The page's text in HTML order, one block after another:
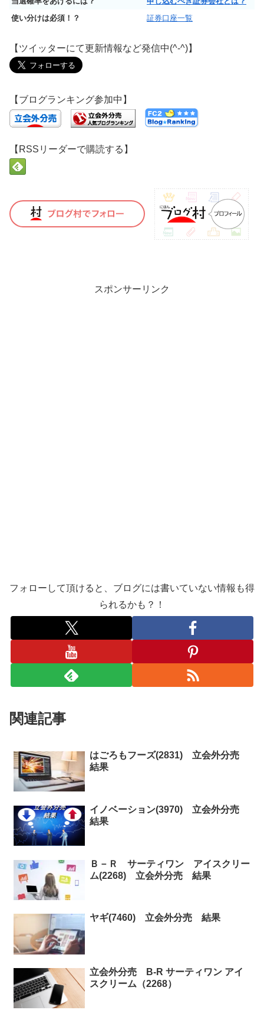
使い分けは必須！？
証券口座一覧
【ツイッターにて更新情報など発信中(^-^)】
【ブログランキング参加中】
【RSSリーダーで購読する】
スポンサーリンク
フォローして頂けると、ブログには書いていない情報も得
られるかも？！
関連記事
はごろもフーズ(2831) 立会外分売
結果
イノベーション(3970) 立会外分売
結果
Ｂ－Ｒ サーティワン アイスクリー
ム(2268) 立会外分売 結果
ヤギ(7460) 立会外分売 結果
立会外分売 B-R サーティワン アイ
スクリーム（2268）